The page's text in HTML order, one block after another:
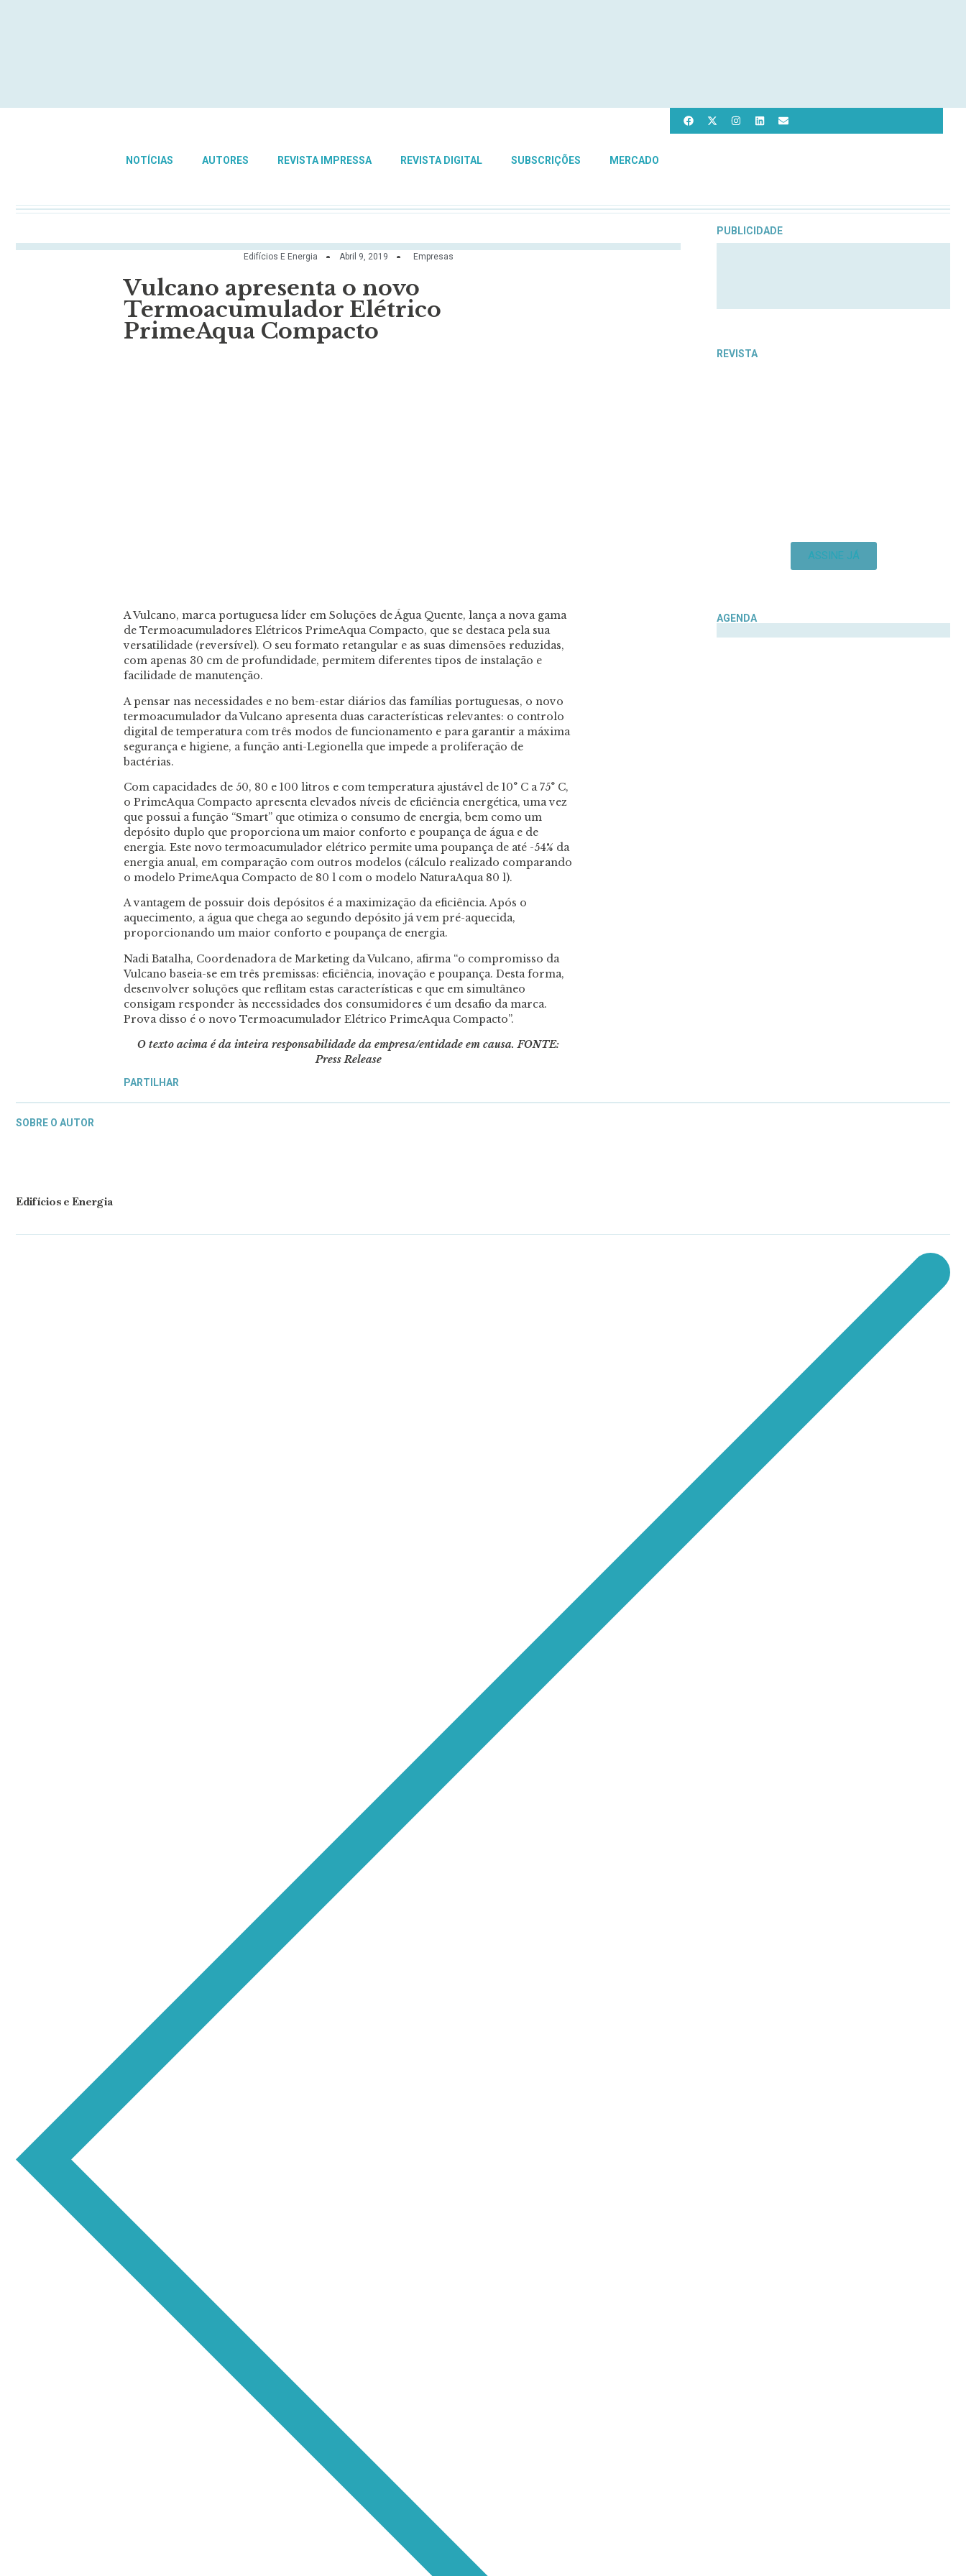
NOTÍCIAS AUTORES REVISTA IMPRESSA REVISTA DIGITAL SUBSCRIÇÕES MERCADO
Edifícios E Energia Abril 9, 2019 Empresas
Vulcano apresenta o novo
Termoacumulador Elétrico
PrimeAqua Compacto
A Vulcano, marca portuguesa líder em Soluções de Água Quente, lança a nova gama
de Termoacumuladores Elétricos PrimeAqua Compacto, que se destaca pela sua
versatilidade (reversível). O seu formato retangular e as suas dimensões reduzidas,
com apenas 30 cm de profundidade, permitem diferentes tipos de instalação e
facilidade de manutenção.
A pensar nas necessidades e no bem-estar diários das famílias portuguesas, o novo
termoacumulador da Vulcano apresenta duas características relevantes: o controlo
digital de temperatura com três modos de funcionamento e para garantir a máxima
segurança e higiene, a função anti-Legionella que impede a proliferação de
bactérias.
Com capacidades de 50, 80 e 100 litros e com temperatura ajustável de 10° C a 75° C,
o PrimeAqua Compacto apresenta elevados níveis de eficiência energética, uma vez
que possui a função “Smart” que otimiza o consumo de energia, bem como um
depósito duplo que proporciona um maior conforto e poupança de água e de
energia. Este novo termoacumulador elétrico permite uma poupança de até -54% da
energia anual, em comparação com outros modelos (cálculo realizado comparando
o modelo PrimeAqua Compacto de 80 l com o modelo NaturaAqua 80 l).
A vantagem de possuir dois depósitos é a maximização da eficiência. Após o
aquecimento, a água que chega ao segundo depósito já vem pré-aquecida,
proporcionando um maior conforto e poupança de energia.
Nadi Batalha, Coordenadora de Marketing da Vulcano, afirma “o compromisso da
Vulcano baseia-se em três premissas: eficiência, inovação e poupança. Desta forma,
desenvolver soluções que reflitam estas características e que em simultâneo
consigam responder às necessidades dos consumidores é um desafio da marca.
Prova disso é o novo Termoacumulador Elétrico PrimeAqua Compacto”.
O texto acima é da inteira responsabilidade da empresa/entidade em causa.FONTE:
Press Release
PARTILHAR
PUBLICIDADE
REVISTA
ASSINE JÁ
AGENDA
SOBRE O AUTOR
Edifícios e Energia